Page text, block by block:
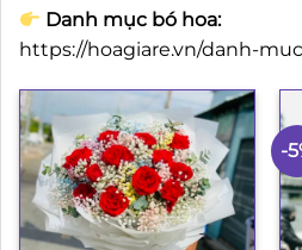
Danh mục bó hoa:
https://hoagiare.vn/danh-
-